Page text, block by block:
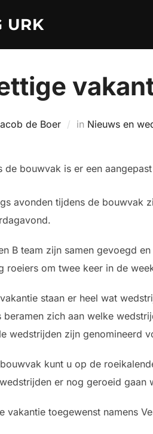
URK
de Boer in Nieuws en
de bouwvak is er een
avonden tijdens de bouwvak
B team zijn samen gevoegd
roeiers om twee keer in de
staan er heel wat
beramen zich aan welke
wedstrijden zijn genomineerd
kunt u op de
er nog geroeid gaan
vakantie toegewenst namens